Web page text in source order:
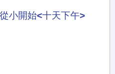
小開始<十天下午>